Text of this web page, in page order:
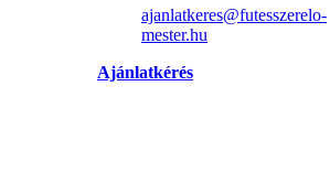
ajanlatkeres@futesszerelo-
mester.hu
Ajánlatkérés